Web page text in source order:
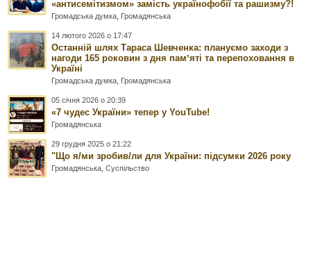
«антисемітизмом» замість українофобії та рашизму?!
Громадська думка Громадянська
14 лютого 2026 о 17:47
Останній шлях Тараса Шевченка: плануємо заходи з
нагоди 165 роковин з дня памʼяті та перепоховання в
Україні
Громадська думка Громадянська
05 січня 2026 о 20:39
«7 чудес України» тепер у YouTube!
Громадянська
29 грудня 2025 о 21:22
"Що я/ми зробив/ли для України: підсумки 2026 року
Громадянська ,Суспільство